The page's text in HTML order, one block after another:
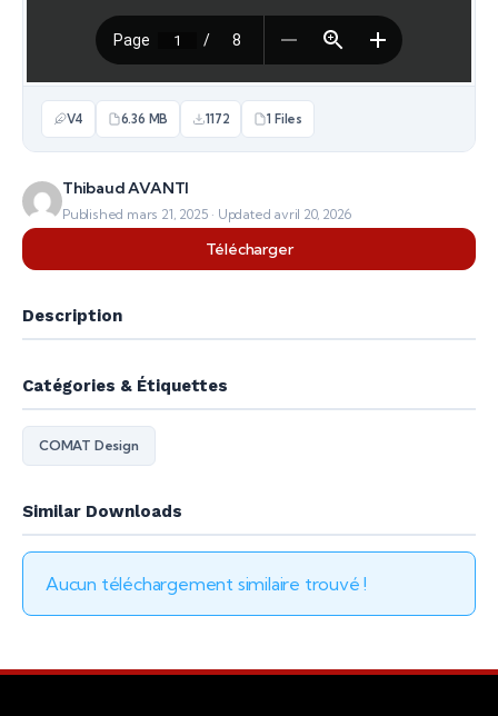
V4 6.36 MB 1172 1 Files
Thibaud AVANTI
Published mars 21, 2025 · Updated avril 20, 2026
Télécharger
Description
Catégories & Étiquettes
COMAT Design
Similar Downloads
Aucun téléchargement similaire trouvé !